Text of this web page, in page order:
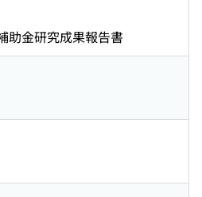
助金研究成果報告書